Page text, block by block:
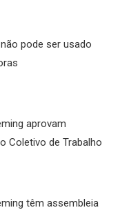
pode ser usado
aprovam
Coletivo de Trabalho
têm assembleia